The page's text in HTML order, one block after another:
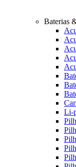
Baterias
Li-